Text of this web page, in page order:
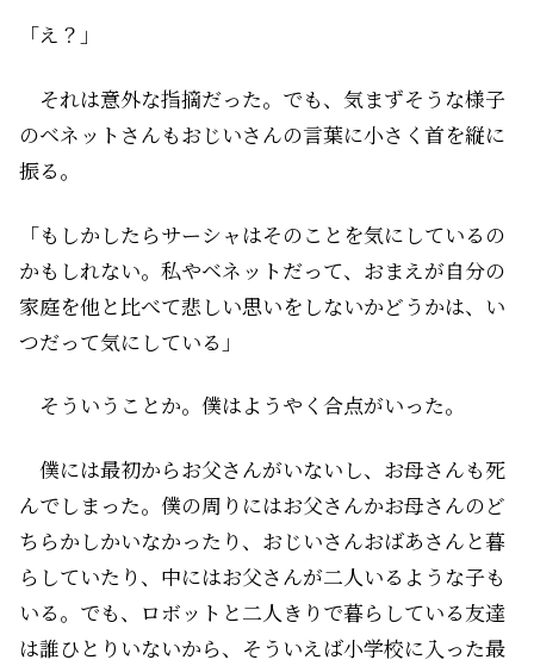
「え？」
それは意外な指摘だった。でも、気まずそうな様子
のベネットさんもおじいさんの言葉に小さく首を縦に
振る。
「もしかしたらサーシャはそのことを気にしているの
かもしれない。私やベネットだって、おまえが自分の
家庭を他と比べて悲しい思いをしないかどうかは、い
つだって気にしている」
そういうことか。僕はようやく合点がいった。
僕には最初からお父さんがいないし、お母さんも死
んでしまった。僕の周りにはお父さんかお母さんのど
ちらかしかいなかったり、おじいさんおばあさんと暮
らしていたり、中にはお父さんが二人いるような子も
いる。でも、ロボットと二人きりで暮らしている友達
は誰ひとりいないから、そういえば小学校に入った最